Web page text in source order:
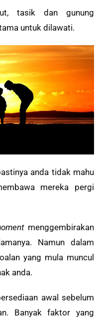
tasik dan gunung
untuk dilawati.
anda tidak mahu
mereka pergi
menggembirakan
Namun dalam
yang mula muncul
anda.
awal sebelum
Banyak faktor yang